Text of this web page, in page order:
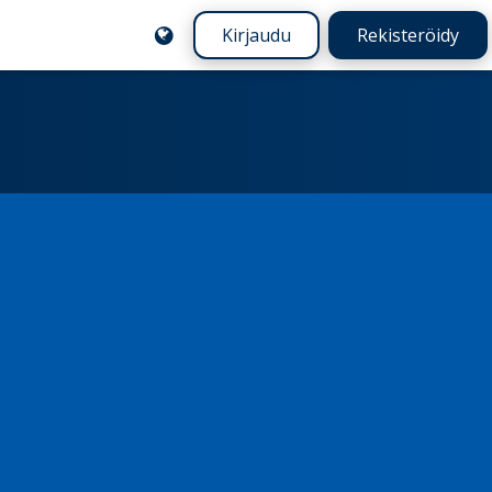
Kirjaudu Rekisteröidy